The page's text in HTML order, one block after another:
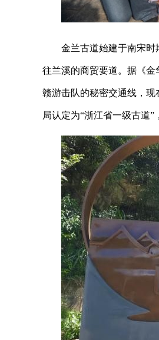
金兰古道始建于南宋时
往兰溪的商贸要道。据《
赣游击队的秘密交通线，现
局认定为“浙江省一级古道”